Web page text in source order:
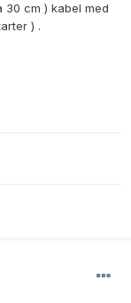
30 cm ) kabel med
) .